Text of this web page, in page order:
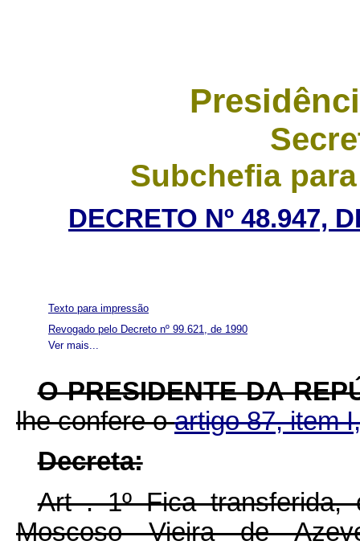
Subchefia
DECRETO Nº 48.947,
Ver mais...
Texto para impressão
Revogado pelo Decreto nº 99.621, de 1990
O PRESIDENTE DA
lhe confere oartigo 87, item
Decreta:
Art . 1º Fica transferida,
Moscoso Vieira de